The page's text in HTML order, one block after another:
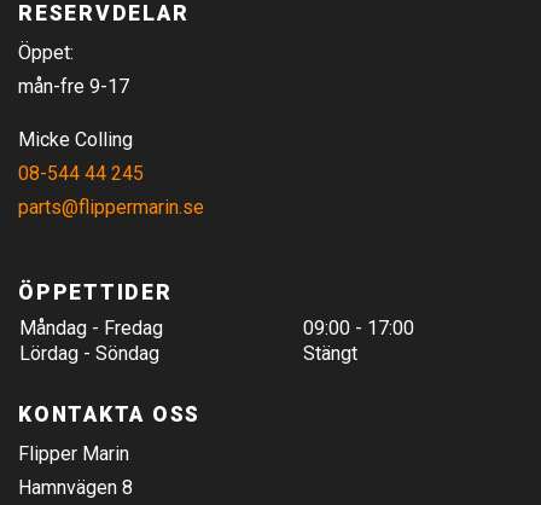
RESERVDELAR
Öppet:
mån-fre 9-17
Micke Colling
08-544 44 245
parts@flippermarin.se
ÖPPETTIDER
Måndag - Fredag
09:00 - 17:00
Lördag - Söndag
Stängt
KONTAKTA OSS
Flipper Marin
Hamnvägen 8